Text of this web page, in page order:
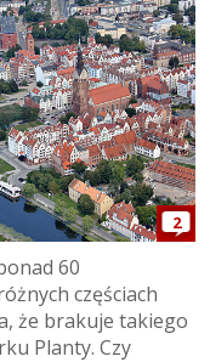
2
60
częściach
że brakuje takiego
Planty. Czy